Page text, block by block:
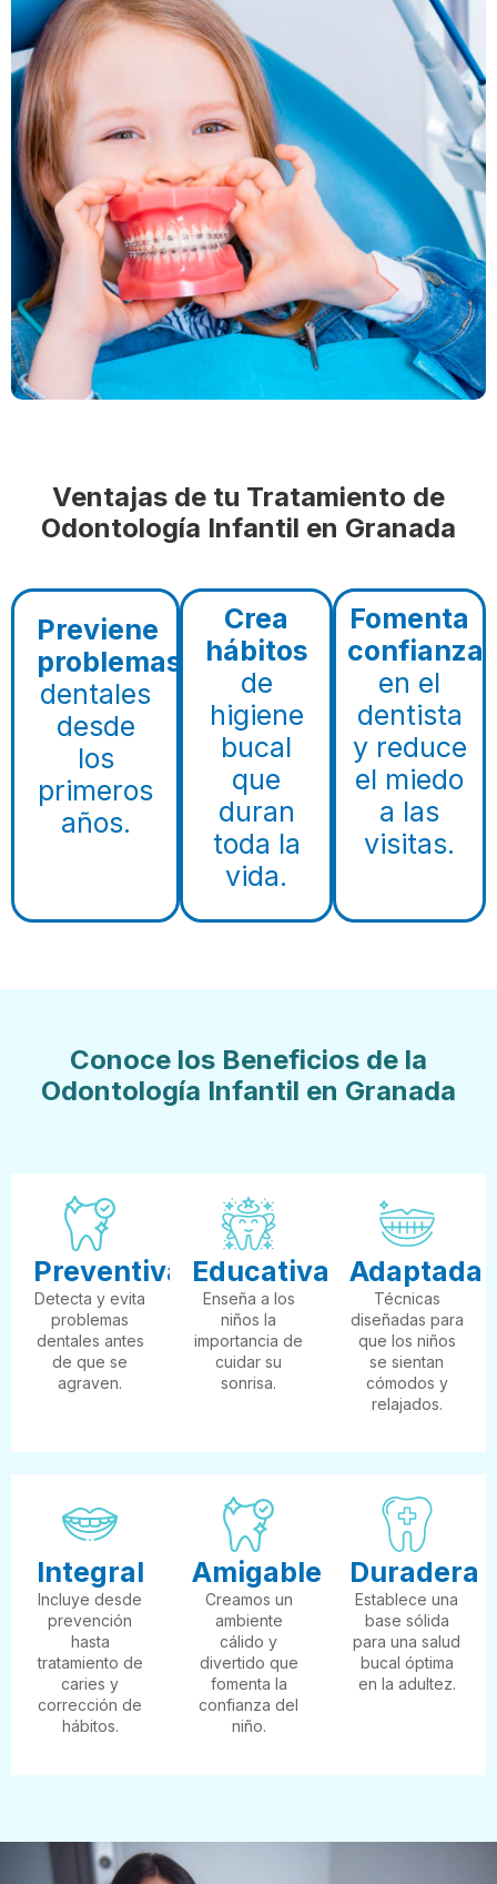
Ventajas de tu Tratamiento de
Odontología Infantil en Granada
Previene
problemas
dentales
desde
los
primeros
años.
Crea
hábitos
de
higiene
bucal
que
duran
toda la
vida.
Fomenta
confianza
en el
dentista
y reduce
el miedo
a las
visitas.
Conoce los Beneficios de la
Odontología Infantil en Granada
Preventiva
Detecta y evita
problemas
dentales antes
de que se
agraven.
Educativa
Enseña a los
niños la
importancia de
cuidar su
sonrisa.
Adaptada
Técnicas
diseñadas para
que los niños
se sientan
cómodos y
relajados.
Integral
Incluye desde
prevención
hasta
tratamiento de
caries y
corrección de
hábitos.
Amigable
Creamos un
ambiente
cálido y
divertido que
fomenta la
confianza del
niño.
Duradera
Establece una
base sólida
para una salud
bucal óptima
en la adultez.